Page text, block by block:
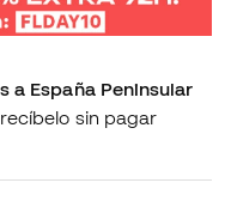
a España Peninsular
sin pagar